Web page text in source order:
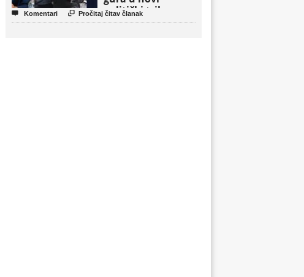
politički triler
 Komentari  Pročitaj čitav članak